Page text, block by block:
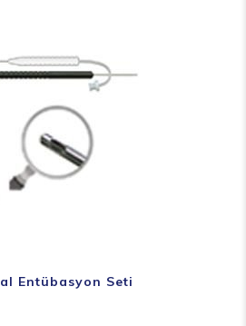
Entübasyon Seti